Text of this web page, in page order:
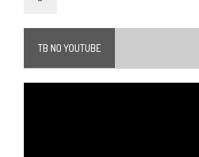
TB NO YOUTUBE